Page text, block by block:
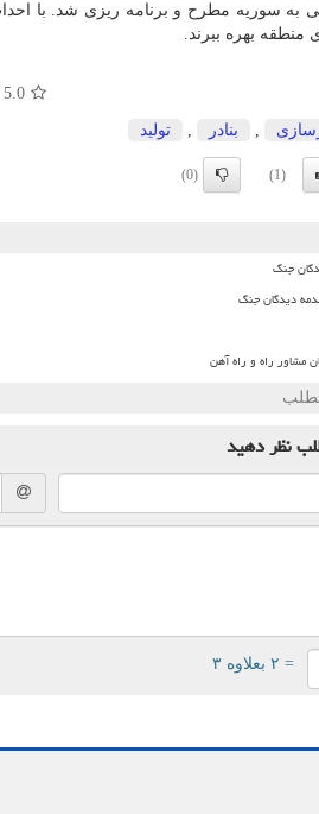
به سوریه مطرح و برنامه ریزی شد. با
منطقه بهره ببرند.
5.0
بنادر تولید
(1)
(0)
جنگ
دیدگان جنگ
نظر دهید
= ۲ بعلاوه ۳